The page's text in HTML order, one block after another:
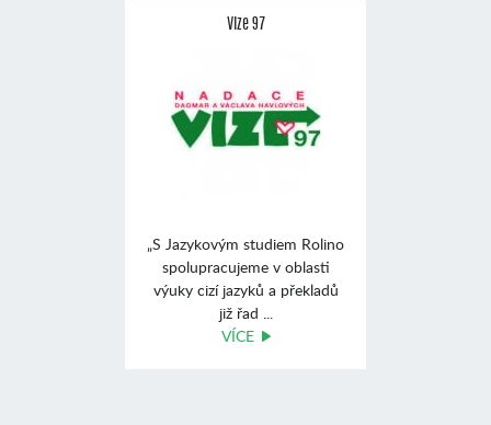
Vize 97
„S Jazykovým studiem Rolino
spolupracujeme v oblasti
výuky cizí jazyků a překladů
již řad ...
VÍCE